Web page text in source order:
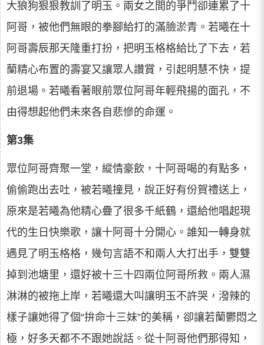
大狼狗狠狠教訓了明玉。兩女之間的爭鬥卻連累了十
阿哥，被他們無眼的拳腳給打的滿臉淤青。若曦在十
阿哥壽辰那天隆重打扮，把明玉格格給比了下去，若
蘭精心布置的壽宴又讓眾人讚賞，引起明慧不快，提
前退場。若曦看著眼前眾位阿哥年輕飛揚的面孔，不
由得想起他們未來各自悲慘的命運。
第3集
眾位阿哥齊聚一堂，縱情豪飲，十阿哥喝的有點多，
偷偷跑出去吐，被若曦撞見，說正好有份賀禮送上，
原來是若曦為他精心疊了很多千紙鶴，還給他唱起現
代的生日快樂歌，讓十阿哥十分開心。誰知一轉身就
遇見了明玉格格，幾句言語不和兩人大打出手，雙雙
掉到池塘里，還好被十三十四兩位阿哥所救。兩人濕
淋淋的被拖上岸，若曦還大叫讓明玉不許哭，潑辣的
樣子讓她得了個“拚命十三妹”的美稱，卻讓若蘭鬱悶之
極，好多天都不不跟她說話。從十阿哥他們那得知，